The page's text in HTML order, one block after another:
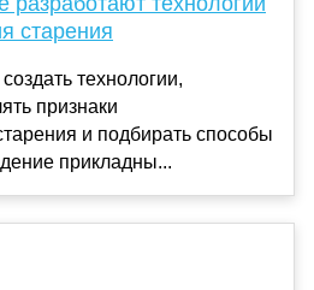
старения
технологии,
признаки
и подбирать способы
прикладны...